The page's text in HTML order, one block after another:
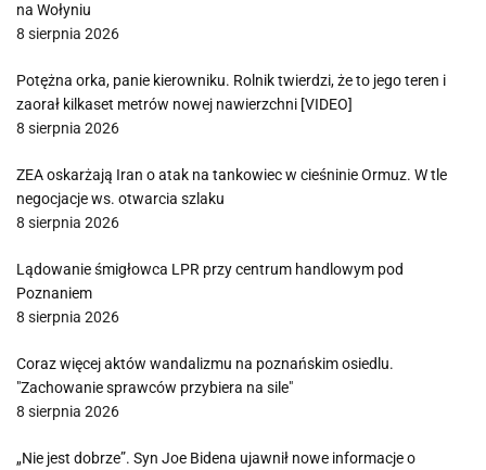
na Wołyniu
8 sierpnia 2026
Potężna orka, panie kierowniku. Rolnik twierdzi, że to jego teren i
zaorał kilkaset metrów nowej nawierzchni [VIDEO]
8 sierpnia 2026
ZEA oskarżają Iran o atak na tankowiec w cieśninie Ormuz. W tle
negocjacje ws. otwarcia szlaku
8 sierpnia 2026
Lądowanie śmigłowca LPR przy centrum handlowym pod
Poznaniem
8 sierpnia 2026
Coraz więcej aktów wandalizmu na poznańskim osiedlu.
"Zachowanie sprawców przybiera na sile"
8 sierpnia 2026
„Nie jest dobrze”. Syn Joe Bidena ujawnił nowe informacje o